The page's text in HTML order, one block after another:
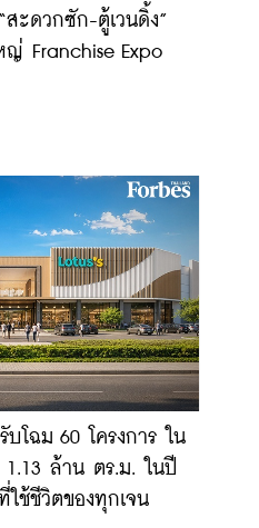
สะดวกซัก-ตู้เวนดิ้ง”
Franchise Expo
โฉม 60 โครงการ ใน
ล้าน ตร.ม. ในปี
ช้ชีวิตของทุกเจน